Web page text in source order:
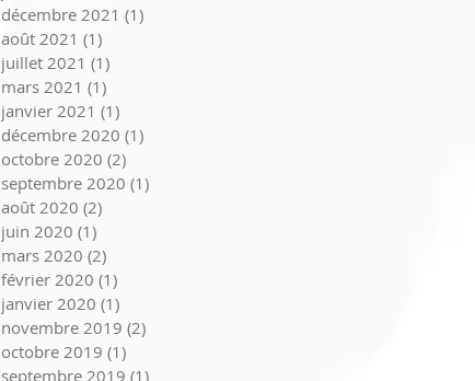
décembre 2021 (1)
août 2021 (1)
juillet 2021 (1)
mars 2021 (1)
janvier 2021 (1)
décembre 2020 (1)
octobre 2020 (2)
septembre 2020 (1)
août 2020 (2)
juin 2020 (1)
mars 2020 (2)
février 2020 (1)
janvier 2020 (1)
novembre 2019 (2)
octobre 2019 (1)
septembre 2019 (1)